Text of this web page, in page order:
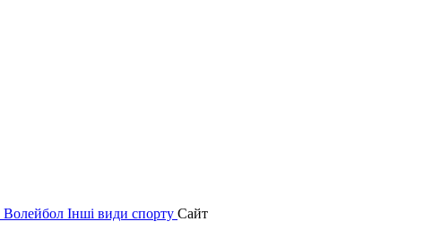
Волейбол Інші види спорту Сайт